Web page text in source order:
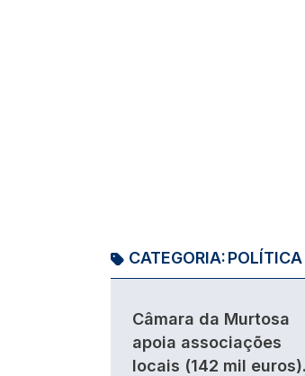
CATEGORIA:POLÍTICA
Câmara da Murtosa
apoia associações
locais (142 mil euros).